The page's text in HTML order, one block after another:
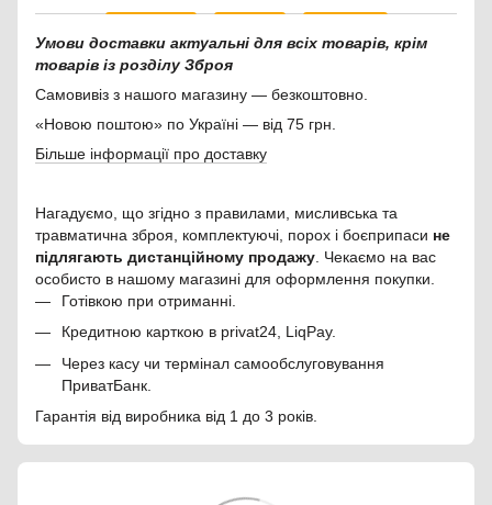
Умови доставки актуальні для всіх товарів, крім
товарів із розділу Зброя
Самовивіз з нашого магазину — безкоштовно.
«Новою поштою» по Україні — від 75 грн.
Більше інформації про доставку
Нагадуємо, що згідно з правилами, мисливська та
травматична зброя, комплектуючі, порох і боєприпаси не
підлягають дистанційному продажу . Чекаємо на вас
особисто в нашому магазині для оформлення покупки.
Готівкою при отриманні.
Кредитною карткою в privat24, LiqPay.
Через касу чи термінал самообслуговування
ПриватБанк.
Гарантія від виробника від 1 до 3 років.